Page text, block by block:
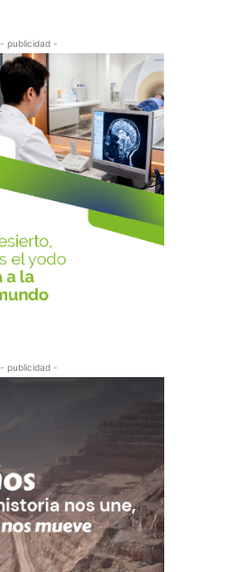
- publicidad -
- publicidad -